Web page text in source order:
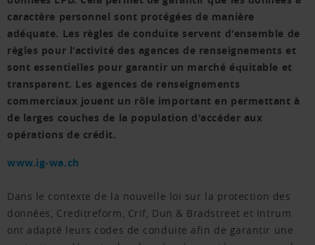
caractère personnel sont protégées de manière
adéquate. Les règles de conduite servent d'ensemble de
règles pour l'activité des agences de renseignements et
sont essentielles pour garantir un marché équitable et
transparent. Les agences de renseignements
commerciaux jouent un rôle important en permettant à
de larges couches de la population d'accéder aux
opérations de crédit.
www.ig-wa.ch
Dans le contexte de la nouvelle loi sur la protection des
données, Creditreform, Crif, Dun & Bradstreet et Intrum
ont adapté leurs codes de conduite afin de garantir une